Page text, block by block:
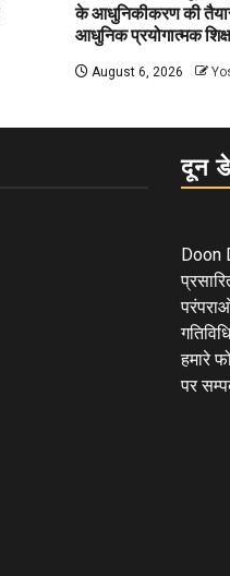
के आधुनिकीकरण की तैयारी,
आधुनिक प्रयोगात्मक
August 6, 2026
दून
Doon
हमारे
पर